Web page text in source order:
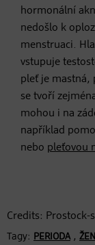
hormonální
nedošlo k
menstruaci.
vstupuje
pleť je mastná,
se tvoří
mohou i na
například
nebo pleťovou
Credits:
Tagy: PERIODA,